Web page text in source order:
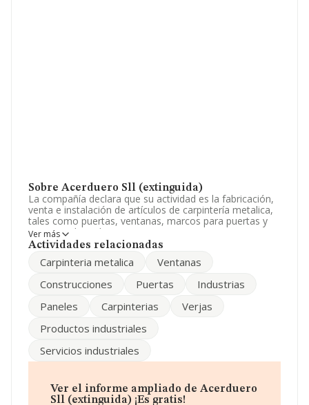
Sobre Acerduero Sll (extinguida)
La compañía declara que su actividad es la fabricación,
venta e instalación de artículos de carpintería metalica,
tales como puertas, ventanas, marcos para puertas y
ventanas, bastidores, marquesinas, rejas, verjas,
balaustradas, muro, tabiques, paneles, corni. La
Clasifica su actividad CNAE como 'Fabricación de
actividad en mercados exteriores.
La empresa
Acerduero Sll (extinguida)
Mora, (47193), en el municipio de Cisterniga, en
En relación con el sector y disponiendo de los datos de
asciende a 7.401 millones de euros y la media entre
todas las compañías es de 383 mil euros de ventas en
Ver más
Actividades relacionadas
Carpinteria metalica
Ventanas
Construcciones
Puertas
Industrias
Paneles
Carpinterias
Verjas
Productos industriales
Servicios industriales
Ver el informe ampliado de Acerduero
Sll (extinguida) ¡Es gratis!